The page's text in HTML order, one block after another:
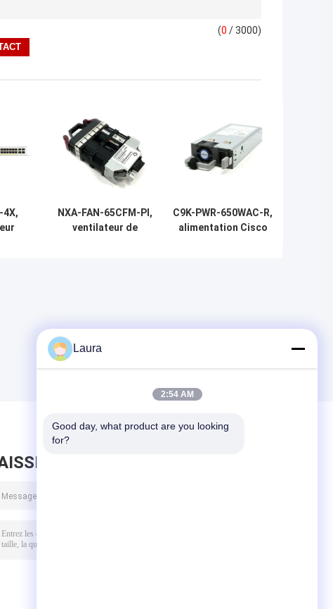
(0 / 3000)
4X,
NXA-FAN-65CFM-PI,
ventilateur de
C9K-PWR-650WAC-R,
alimentation Cisco
UN MESSAGE
Laura
2:54 AM
Good day, what product are you looking
for?